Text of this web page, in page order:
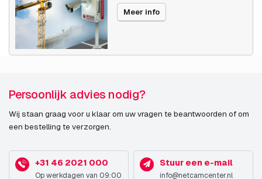
Meer info
Persoonlijk advies nodig?
Wij staan graag voor u klaar om uw vragen te beantwoorden of om
een bestelling te verzorgen.
+31 46 2021 000
Op werkdagen van 09:00
Stuur een e-mail
info@netcamcenter.nl